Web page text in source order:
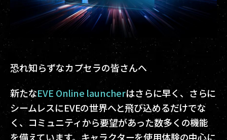
恐れ知らずなカプセラの皆さんへ
新たなEVE Online launcherはさらに早く、さらに
シームレスにEVEの世界へと飛び込めるだけでな
く、コミュニティから要望があった数多くの機能
を備えています。キャラクターを使用体験の中心に